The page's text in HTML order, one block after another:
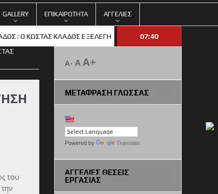
GALLERY ΕΠΙΚΑΙΡΟΤΗΤΑ ΑΓΓΕΛΙΕΣ
: Ο ΚΩΣΤΑΣ ΚΛΑΔΟΣ ΕΞΕΛΕΓΗ ΠΡΟΕΔΡΟΣ ΤΗΣ ΠΑΕ ΟΦΗ
07:40
του
A- A A+
ΜΕΤΑΦΡΑΣΗ ΓΛΩΣΣΑΣ
Powered by Translate
ΑΓΓΕΛΙΕΣ ΘΕΣΕΙΣ
ΕΡΓΑΣΙΑΣ